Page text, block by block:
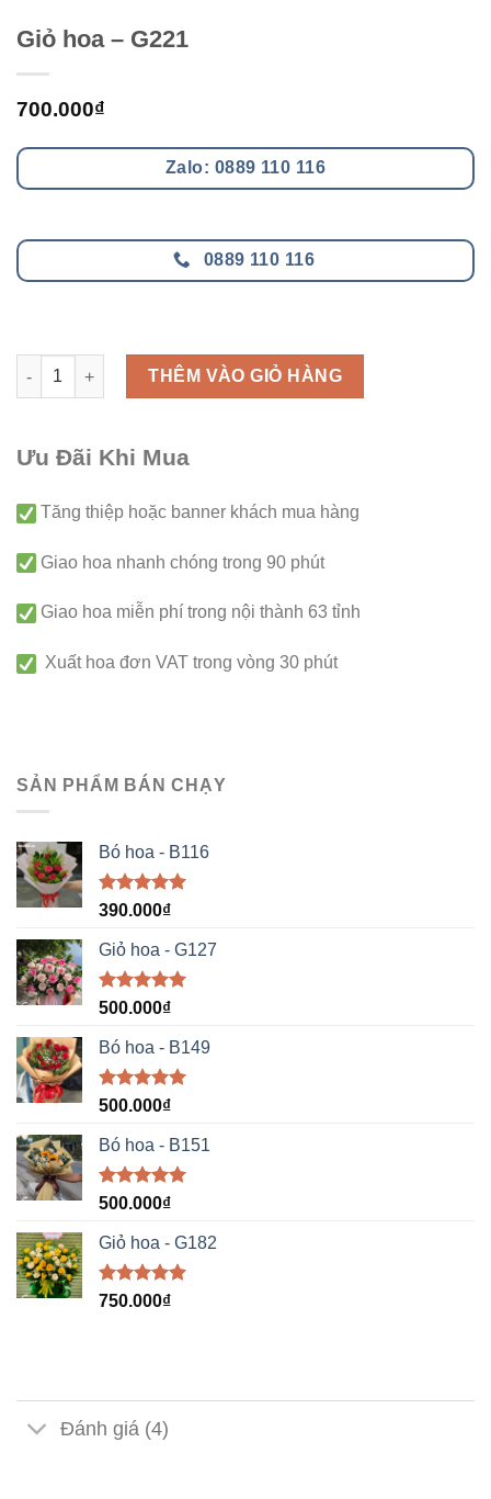
Giỏ hoa – G221
700.000₫
Zalo: 0889 110 116
0889 110 116
Giỏ hoa - G221 số lượng
THÊM VÀO GIỎ HÀNG
Ưu Đãi Khi Mua
Tăng thiệp hoặc banner khách mua hàng
Giao hoa nhanh chóng trong 90 phút
Giao hoa miễn phí trong nội thành 63 tỉnh
Xuất hoa đơn VAT trong vòng 30 phút
SẢN PHẨM BÁN CHẠY
Bó hoa - B116
Được xếp
5 sao
390.000₫
Giỏ hoa - G127
Được xếp
5 sao
500.000₫
Bó hoa - B149
Được xếp
5 sao
500.000₫
Bó hoa - B151
Được xếp
5 sao
500.000₫
Giỏ hoa - G182
Được xếp
750.000₫
Đánh giá (4)